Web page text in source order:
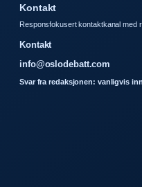
Kontakt
Responsfokusert kontaktkanal med
Kontakt
info@oslodebatt.com
Svar fra redaksjonen: vanligvis